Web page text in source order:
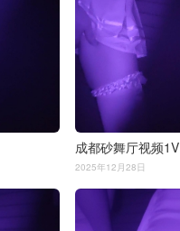
成都砂舞厅视频1V
2025年12月28日